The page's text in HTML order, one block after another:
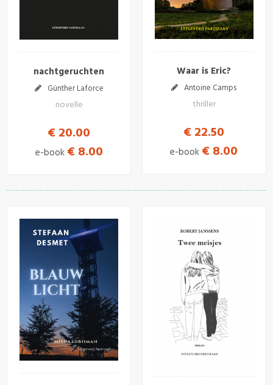
nachtgeruchten
Günther Laforce
novelle
€ 20.00
e-book € 8.00
Waar is Eric?
Antoine Camps
thriller
€ 22.50
e-book € 8.00